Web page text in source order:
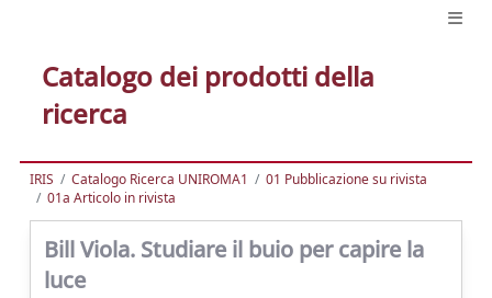
Catalogo dei prodotti della
ricerca
IRIS Catalogo Ricerca UNIROMA1
01 Pubblicazione su rivista
01a Articolo in rivista
Bill Viola. Studiare il buio per capire la
luce